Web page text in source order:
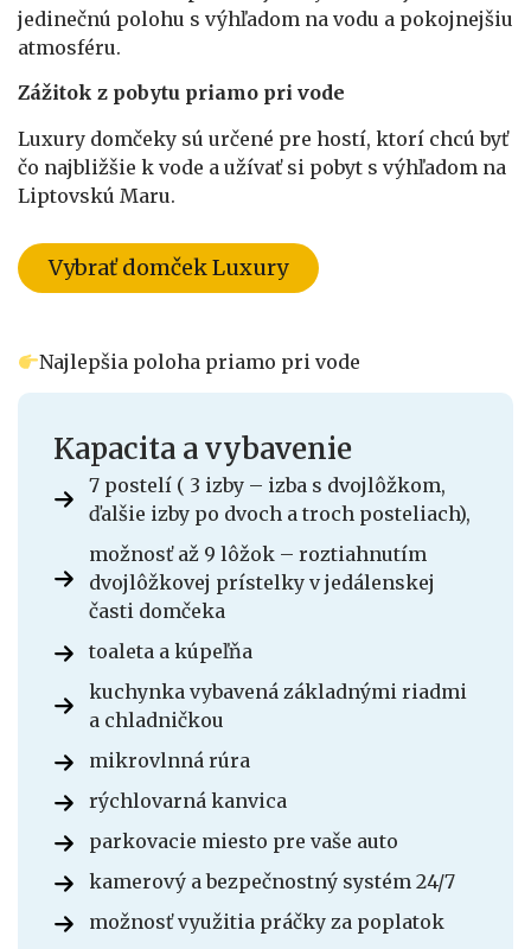
jedinečnú polohu s výhľadom na vodu a pokojnejšiu
atmosféru.
Zážitok z pobytu priamo pri vode
Luxury domčeky sú určené pre hostí, ktorí chcú byť
čo najbližšie k vode a užívať si pobyt s výhľadom na
Liptovskú Maru.
Vybrať domček Luxury
Najlepšia poloha priamo pri vode
Kapacita a vybavenie
7 postelí ( 3 izby – izba s dvojlôžkom,
ďalšie izby po dvoch a troch posteliach),
možnosť až 9 lôžok – roztiahnutím
dvojlôžkovej prístelky v jedálenskej
časti domčeka
toaleta a kúpeľňa
kuchynka vybavená základnými riadmi
a chladničkou
mikrovlnná rúra
rýchlovarná kanvica
parkovacie miesto pre vaše auto
kamerový a bezpečnostný systém 24/7
možnosť využitia práčky za poplatok